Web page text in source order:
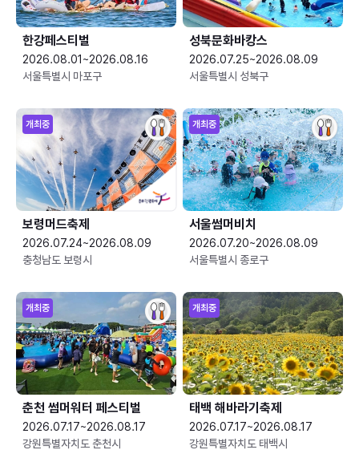
한강페스티벌
2026.08.01~2026.08.16
서울특별시 마포구
성북문화바캉스
2026.07.25~2026.08.09
서울특별시 성북구
개최중
보령머드축제
2026.07.24~2026.08.09
충청남도 보령시
개최중
서울썸머비치
2026.07.20~2026.08.09
서울특별시 종로구
개최중
춘천 썸머워터 페스티벌
2026.07.17~2026.08.17
강원특별자치도 춘천시
개최중
태백 해바라기축제
2026.07.17~2026.08.17
강원특별자치도 태백시